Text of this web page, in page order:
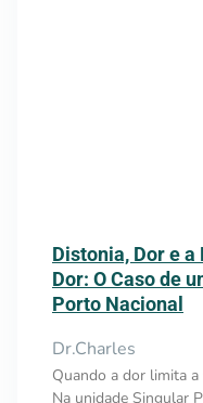
Distonia, Dor e
Dor: O Caso de
Porto Nacional
Dr.Charles
Quando a dor limita
Na unidade Singular